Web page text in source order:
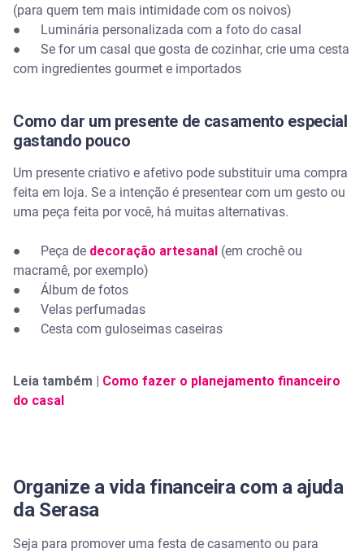
(para quem tem mais intimidade com os noivos)
● Luminária personalizada com a foto do casal
● Se for um casal que gosta de cozinhar, crie uma cesta
com ingredientes gourmet e importados
Como dar um presente de casamento especial
gastando pouco
Um presente criativo e afetivo pode substituir uma compra
feita em loja. Se a intenção é presentear com um gesto ou
uma peça feita por você, há muitas alternativas.
● Peça de decoração artesanal (em crochê ou
macramê, por exemplo)
● Álbum de fotos
● Velas perfumadas
● Cesta com guloseimas caseiras
Leia também | Como fazer o planejamento financeiro
do casal
Organize a vida financeira com a ajuda
da Serasa
Seja para promover uma festa de casamento ou para